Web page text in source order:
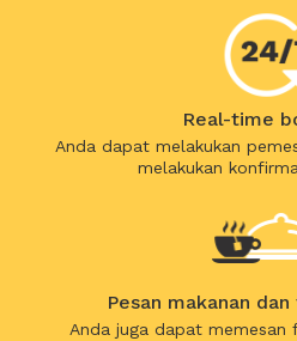
Real-time
Anda dapat melakukan
melakukan
Pesan makanan
Anda juga dapat memesan